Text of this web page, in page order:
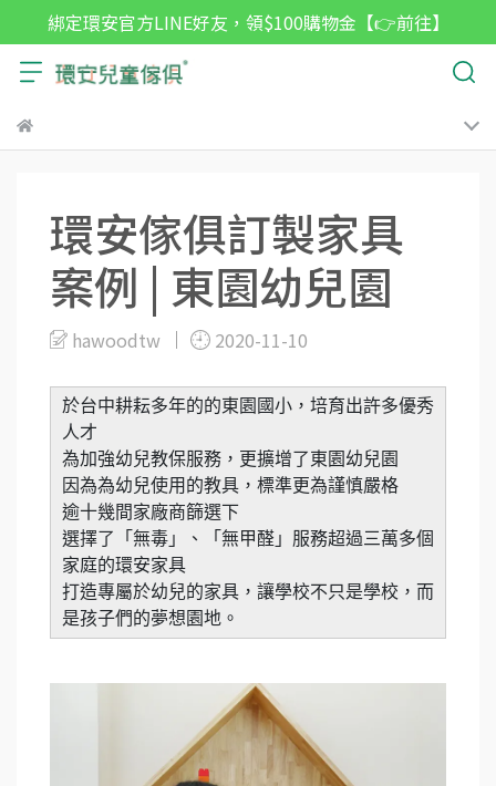
綁定環安官方LINE好友，領$100購物金【👉前往】
環安傢俱訂製家具
案例 | 東園幼兒園
hawoodtw 2020-11-10
於台中耕耘多年的的東園國小，培育出許多優秀
人才
為加強幼兒教保服務，更擴增了東園幼兒園
因為為幼兒使用的教具，標準更為謹慎嚴格
逾十幾間家廠商篩選下
選擇了「無毒」、「無甲醛」服務超過三萬多個
家庭的環安家具
打造專屬於幼兒的家具，讓學校不只是學校，而
是孩子們的夢想園地。